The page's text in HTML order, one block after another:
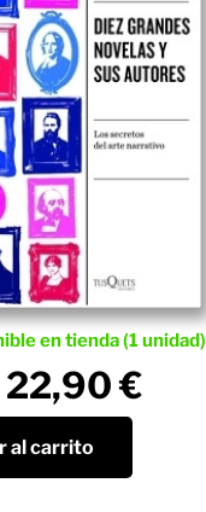
en tienda (1 unidad)
22,90€
al carrito